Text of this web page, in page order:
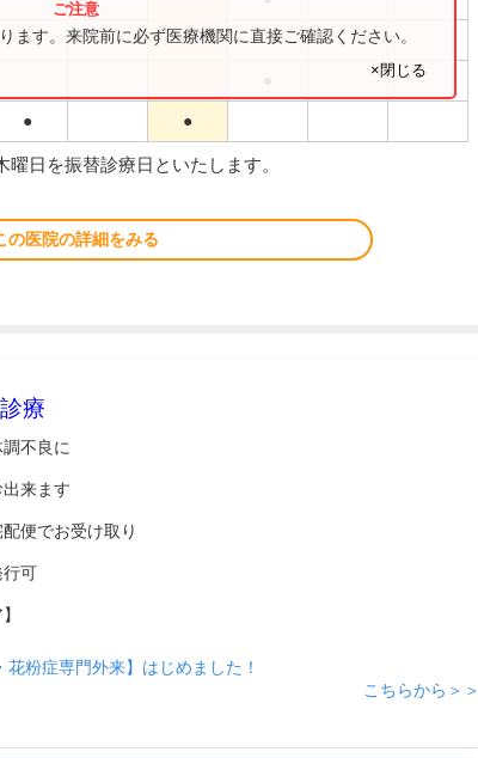
● ●
● ●
ます。来院前に必ず医療機関に直接ご確認ください。
×閉じる
日を振替診療日といたします。
の医院の詳細をみる
療
不良に
来ます
便でお受け取り
行可
花粉症専門外来】はじめました！
こちらから＞＞